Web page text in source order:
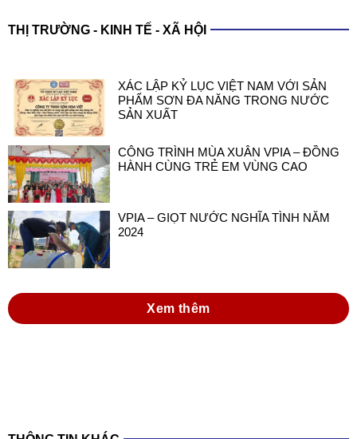
THỊ TRƯỜNG - KINH TẾ - XÃ HỘI
XÁC LẬP KỶ LỤC VIỆT NAM VỚI SẢN
PHẨM SƠN ĐA NĂNG TRONG NƯỚC
SẢN XUẤT
CÔNG TRÌNH MÙA XUÂN VPIA – ĐỒNG
HÀNH CÙNG TRẺ EM VÙNG CAO
VPIA – GIỌT NƯỚC NGHĨA TÌNH NĂM
2024
Xem thêm